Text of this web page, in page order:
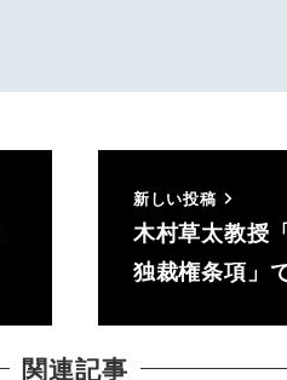
新しい投稿
木村草太教授
独裁権条項」
関連記事